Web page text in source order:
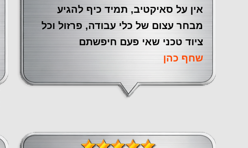
אין על סאיקטיב, תמיד כיף להגיע
מבחר עצום של כלי עבודה, פרזול וכל
ציוד טכני שאי פעם חיפשתם
שחף כהן